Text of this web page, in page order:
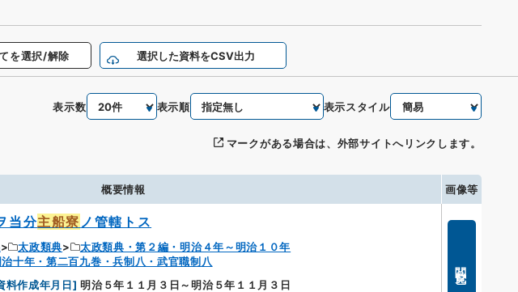
を選択/解除 選択した資料をCSV出力
表示数 表示順 表示スタイル
マークがある場合は、外部サイトへリンクします。
概要情報 画像等
当分主船寮 ノ管轄トス
太政類典
太政類典・第２編・明治４年～明治１０年
十年・第二百九巻・兵制八・武官職制八
料作成年月日] 明治５年１１月３日～明治５年１１月３日